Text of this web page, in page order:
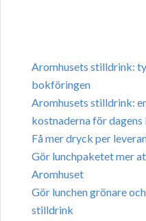
Aromhusets stilldrink:
bokföringen
Aromhusets stilldrink:
kostnaderna för dagens
Få mer dryck per
Gör lunchpaketet mer
Aromhuset
Gör lunchen grönare
stilldrink